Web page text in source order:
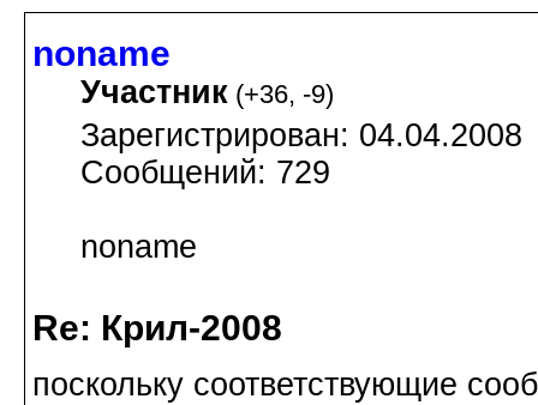
noname
Участник (+36, -9)
Зарегистрирован: 04.04.2008
Сообщений: 729
noname
Re: Крил-2008
поскольку соответствующие